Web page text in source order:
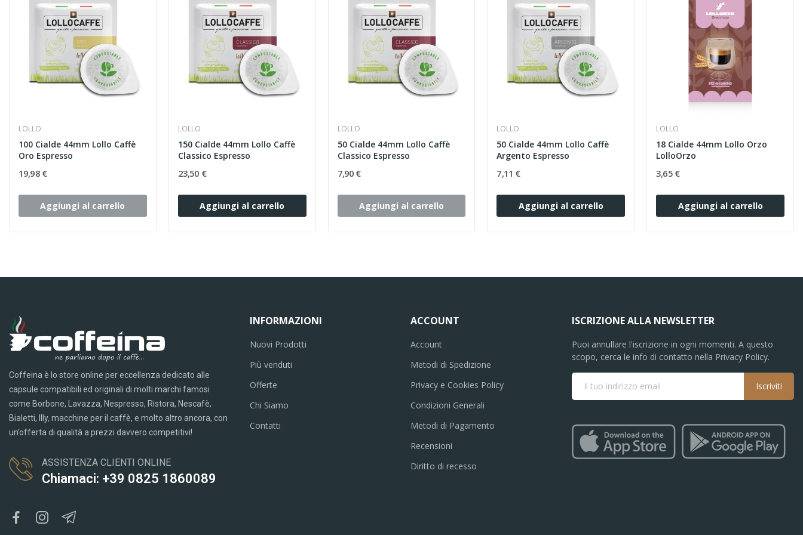
LOLLO
100 Cialde 44mm Lollo Caffè
Oro Espresso
19,98 €
Aggiungi al carrello
LOLLO
150 Cialde 44mm Lollo Caffè
Classico Espresso
23,50 €
Aggiungi al carrello
LOLLO
50 Cialde 44mm Lollo Caffè
Classico Espresso
7,90 €
Aggiungi al carrello
LOLLO
50 Cialde 44mm Lollo Caffè
Argento Espresso
7,11 €
Aggiungi al carrello
LOLLO
18 Cialde 44mm Lollo Orzo
LolloOrzo
3,65 €
Aggiungi al carrello
Coffeina è lo store online per eccellenza dedicato alle
capsule compatibili ed originali di molti marchi famosi
come Borbone, Lavazza, Nespresso, Ristora, Nescafè,
Bialetti, Illy, macchine per il caffè, e molto altro ancora, con
un’offerta di qualità a prezzi davvero competitivi!
ASSISTENZA CLIENTI ONLINE
Chiamaci: +39 0825 1860089
INFORMAZIONI
Nuovi Prodotti
Più venduti
Offerte
Chi Siamo
Contatti
ACCOUNT
Account
Metodi di Spedizione
Privacy e Cookies Policy
Condizioni Generali
Metodi di Pagamento
Recensioni
Diritto di recesso
ISCRIZIONE ALLA NEWSLETTER
Puoi annullare l'iscrizione in ogni momenti. A questo
scopo, cerca le info di contatto nella Privacy Policy.
Iscriviti